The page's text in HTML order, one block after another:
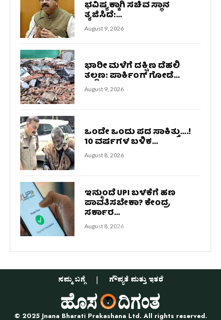
ಭವಿಷ್ಯಕ್ಕಾಗಿ ಸಚಿವ ಸ್ಥಾನ
ತ್ಯಜಿಸಿದೆ:...
August 9, 2026
ಭಾರೀ ಮಳೆಗೆ ದಕ್ಷಿಣ ದೆಹಲಿ
ತಲ್ಲಣ: ಪಾರ್ಕಿಂಗ್ ಗೋಡೆ...
August 9, 2026
ಒಂದೇ ಒಂದು ಪದ ಸಾಕಿತ್ತು….!
10 ವರ್ಷಗಳ ಬಳಿಕ...
August 8, 2026
ಇನ್ಮುಂದೆ UPI ಬಳಕೆಗೆ ಹಣ
ಪಾವತಿಸಬೇಕಾ? ಕೇಂದ್ರ
ಸರ್ಕಾರ...
August 8, 2026
ನಮ್ಮ ಬಗ್ಗೆ ಗೌಪ್ಯತೆ ಮತ್ತು ಇತರೆ
© 2025 Jnana Bharati Prakashana Ltd. All rights reserved.